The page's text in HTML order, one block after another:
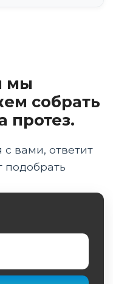
с
и установка
безбарьерный
чехлов
при приеме
мы
собрать
протез.
вами, ответит
подобрать